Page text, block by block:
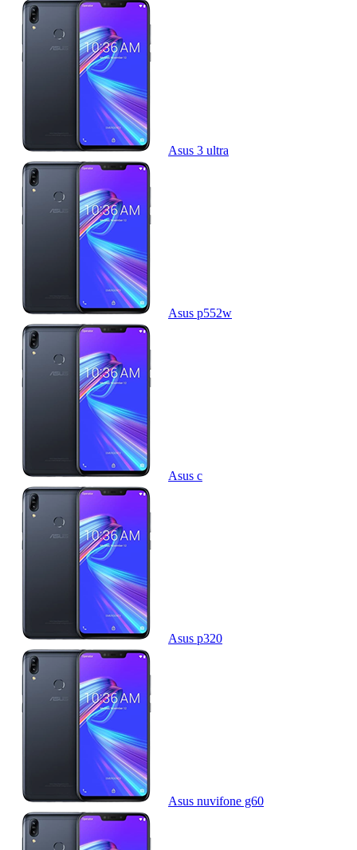
Asus 3 ultra
Asus p552w
Asus c
Asus p320
Asus nuvifone g60